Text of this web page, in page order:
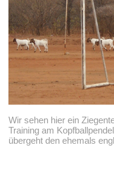
Wir sehen hier ein
Training am
übergeht den ehemals